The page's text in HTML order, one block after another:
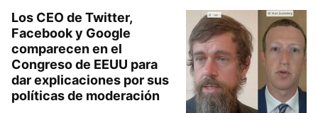
Los CEO de Twitter,
Facebook y Google
comparecen en el
Congreso de EEUU para
dar explicaciones por sus
políticas de moderación